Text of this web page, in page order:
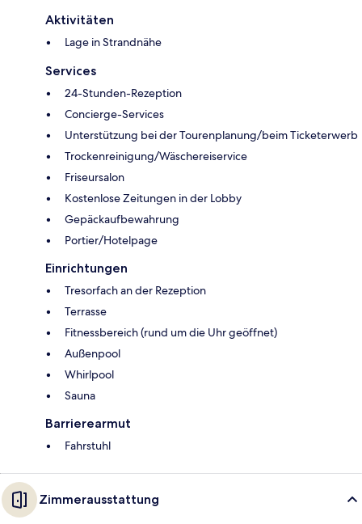
Aktivitäten
Lage in Strandnähe
Services
24-Stunden-Rezeption
Concierge-Services
Unterstützung bei der Tourenplanung/beim Ticketerwerb
Trockenreinigung/Wäschereiservice
Friseursalon
Kostenlose Zeitungen in der Lobby
Gepäckaufbewahrung
Portier/Hotelpage
Einrichtungen
Tresorfach an der Rezeption
Terrasse
Fitnessbereich (rund um die Uhr geöffnet)
Außenpool
Whirlpool
Sauna
Barrierearmut
Fahrstuhl
Zimmerausstattung